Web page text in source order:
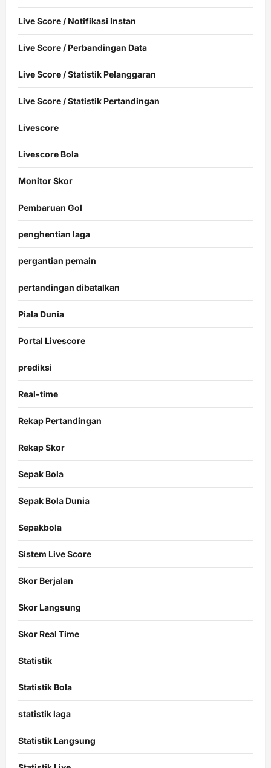
Live Score / Notifikasi Instan
Live Score / Perbandingan Data
Live Score / Statistik Pelanggaran
Live Score / Statistik Pertandingan
Livescore
Livescore Bola
Monitor Skor
Pembaruan Gol
penghentian laga
pergantian pemain
pertandingan dibatalkan
Piala Dunia
Portal Livescore
prediksi
Real-time
Rekap Pertandingan
Rekap Skor
Sepak Bola
Sepak Bola Dunia
Sepakbola
Sistem Live Score
Skor Berjalan
Skor Langsung
Skor Real Time
Statistik
Statistik Bola
statistik laga
Statistik Langsung